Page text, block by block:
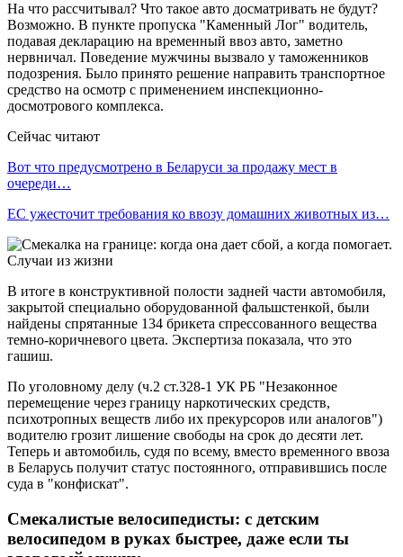
На что рассчитывал? Что такое авто досматривать не будут?
Возможно. В пункте пропуска "Каменный Лог" водитель,
подавая декларацию на временный ввоз авто, заметно
нервничал. Поведение мужчины вызвало у таможенников
подозрения. Было принято решение направить транспортное
средство на осмотр с применением инспекционно-
досмотрового комплекса.
Сейчас читают
Вот что предусмотрено в Беларуси за продажу мест в
очереди…
ЕС ужесточит требования ко ввозу домашних животных из…
В итоге в конструктивной полости задней части автомобиля,
закрытой специально оборудованной фальшстенкой, были
найдены спрятанные 134 брикета спрессованного вещества
темно-коричневого цвета. Экспертиза показала, что это
гашиш.
По уголовному делу (ч.2 ст.328-1 УК РБ "Незаконное
перемещение через границу наркотических средств,
психотропных веществ либо их прекурсоров или аналогов")
водителю грозит лишение свободы на срок до десяти лет.
Теперь и автомобиль, судя по всему, вместо временного ввоза
в Беларусь получит статус постоянного, отправившись после
суда в "конфискат".
Смекалистые велосипедисты: с детским
велосипедом в руках быстрее, даже если ты